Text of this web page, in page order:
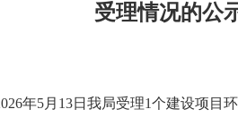
受理情况的公
年5月13日我局受理1个建设项